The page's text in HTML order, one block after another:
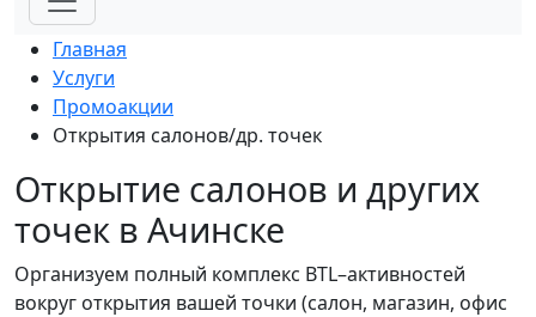
Главная
Услуги
Промоакции
Открытия салонов/др. точек
Открытие салонов и других
точек в Ачинске
Организуем полный комплекс BTL–активностей
вокруг открытия вашей точки (салон, магазин, офис